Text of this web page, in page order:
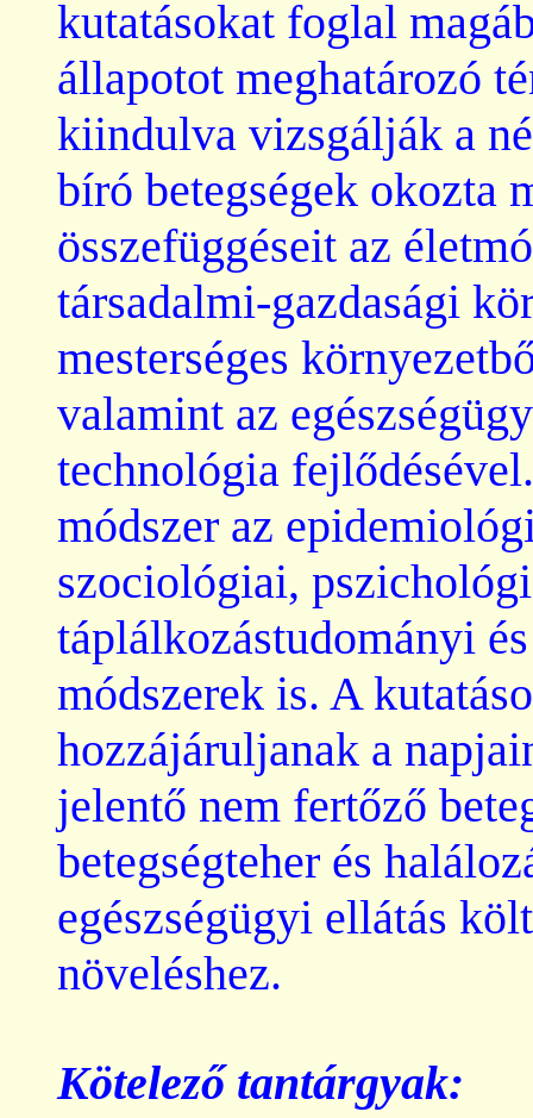
kutatásokat foglal
állapotot meghatározó
kiindulva vizsgálják a
bíró betegségek okozta
összefüggéseit az
társadalmi-gazdasági
mesterséges
valamint az
technológia
módszer az
szociológiai,
táplálkozástudományi
módszerek is. A
hozzájáruljanak a
jelentő nem fertőző
betegségteher és
egészségügyi ellátás
növeléshez.
Kötelező tantárgyak: